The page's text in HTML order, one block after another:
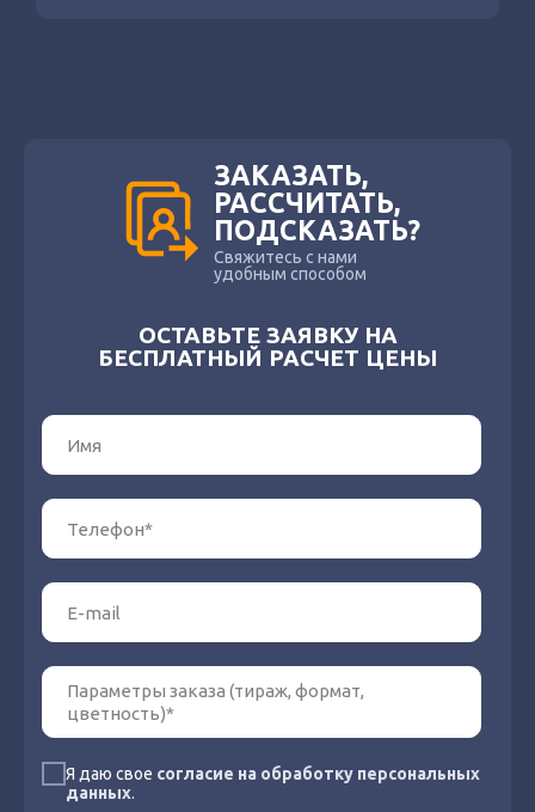
Я даю свое согласие на обработку персональных
данных.
ЗАКАЗАТЬ,
РАССЧИТАТЬ,
ПОДСКАЗАТЬ?
Свяжитесь с нами
удобным способом
ОСТАВЬТЕ ЗАЯВКУ НА
БЕСПЛАТНЫЙ РАСЧЕТ ЦЕНЫ